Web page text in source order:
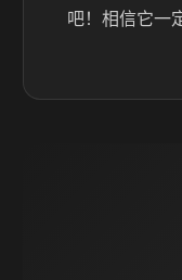
吧！相信它一